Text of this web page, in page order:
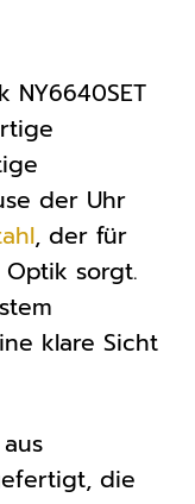
NY6640SET
der Uhr
, der für
sorgt.
klare Sicht
die